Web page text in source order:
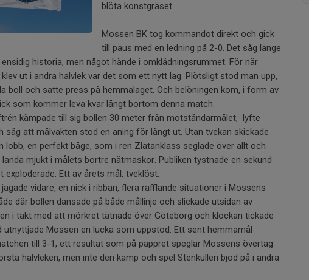
blöta konstgräset.
Mossen BK tog kommandot direkt och gick
till paus med en ledning på 2-0. Det såg länge
historia, men något hände i omklädningsrummet. För när
klev ut i andra halvlek var det som ett nytt lag. Plötsligt stod man upp,
boll och satte press på hemmalaget. Och belöningen kom, i form av
som kommer leva kvar långt bortom denna match.
kämpade till sig bollen 30 meter från motståndarmålet, lyfte
såg att målvakten stod en aning för långt ut. Utan tvekan skickade
lobb, en perfekt båge, som i ren Zlatanklass seglade över allt och
mjukt i målets bortre nätmaskor. Publiken tystnade en sekund
exploderade. Ett av årets mål, tveklöst.
vidare, en nick i ribban, flera rafflande situationer i Mossens
där bollen dansade på både mållinje och slickade utsidan av
i takt med att mörkret tätnade över Göteborg och klockan tickade
utnyttjade Mossen en lucka som uppstod. Ett sent hemmamål
till 3-1, ett resultat som på pappret speglar Mossens övertag
halvleken, men inte den kamp och spel Stenkullen bjöd på i andra